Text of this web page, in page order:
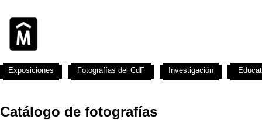
Catálogo de fotografías
Exposiciones Fotografías del CdF Investigación